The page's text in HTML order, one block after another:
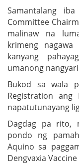
Samantalang
Committee
malinaw na
krimeng
kanyang
umanong
Bukod sa wala
Registration
napatutunayang
Dagdag pa rito,
pondo ng
Aquino sa
Dengvaxia